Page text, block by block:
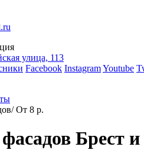
улица, 113
Facebook InstagramYoutube
От 8 р.
Брест и